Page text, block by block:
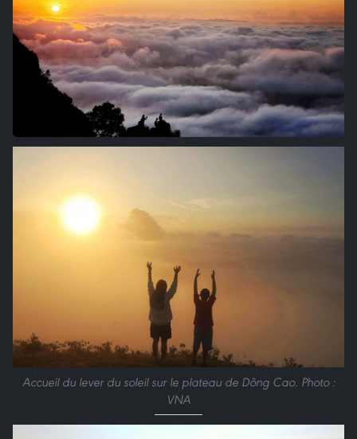
Accueil du lever du soleil sur le plateau de Dông Cao. Photo :
VNA